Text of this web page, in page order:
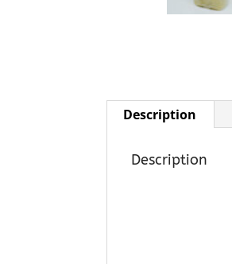
Description
Description